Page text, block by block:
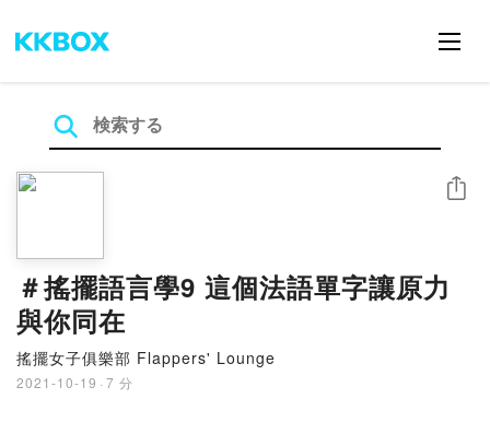
＃搖擺語言學9 這個法語單字讓原力
與你同在
搖擺女子俱樂部 Flappers' Lounge
2021-10-19 · 7 分
シェア